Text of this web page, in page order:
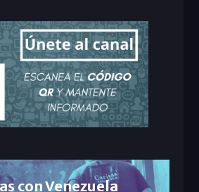
con Venezuela